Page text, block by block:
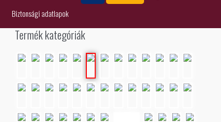
Biztonsági adatlapok
Termék kategóriák